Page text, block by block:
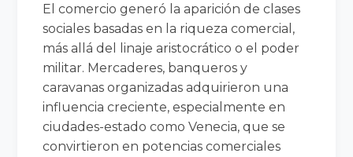
El comercio generó la aparición de clases
sociales basadas en la riqueza comercial,
más allá del linaje aristocrático o el poder
militar. Mercaderes, banqueros y
caravanas organizadas adquirieron una
influencia creciente, especialmente en
ciudades-estado como Venecia, que se
convirtieron en potencias comerciales